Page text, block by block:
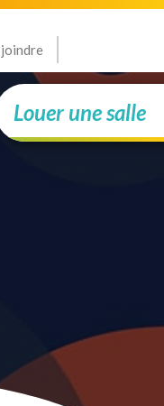
Louer une salle